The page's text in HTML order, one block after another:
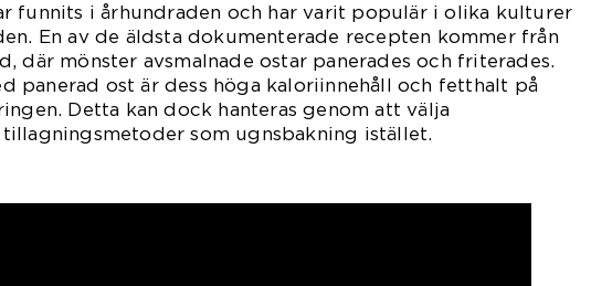
funnits i århundraden och har varit populär i olika kulturer
En av de äldsta dokumenterade recepten kommer från
där mönster avsmalnade ostar panerades och friterades.
panerad ost är dess höga kaloriinnehåll och fetthalt på
Detta kan dock hanteras genom att välja
tillagningsmetoder som ugnsbakning istället.